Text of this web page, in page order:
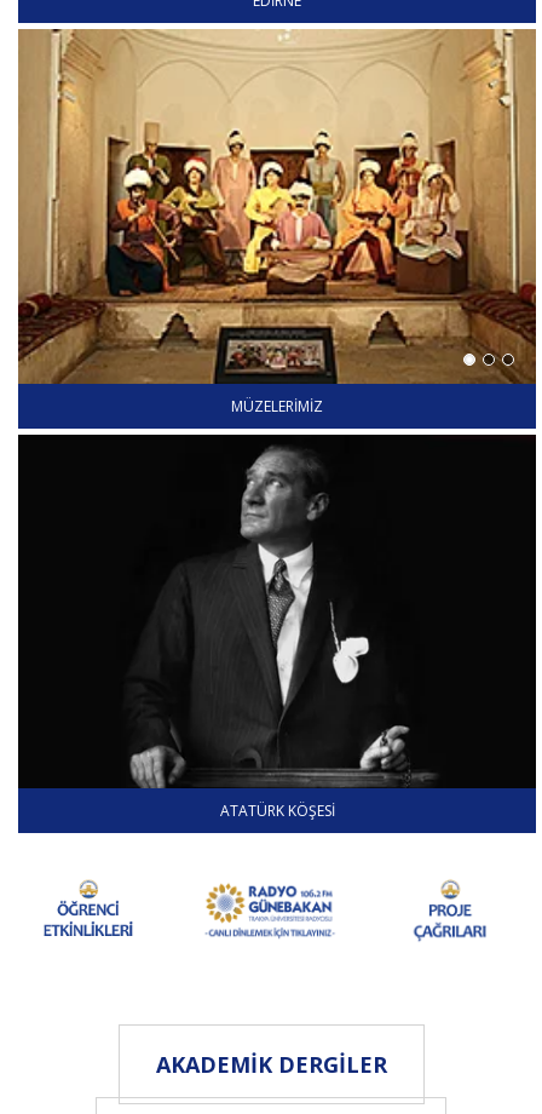
MÜZELERIMIZ
ATATÜRK KÖŞESI
AKADEMİK DERGİLER